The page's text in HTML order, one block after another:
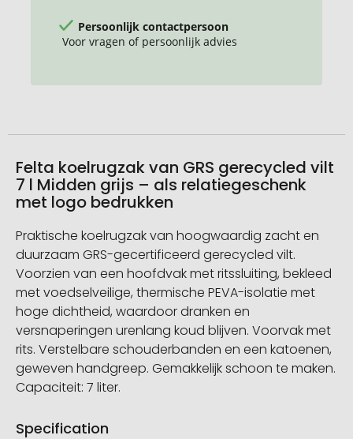
Persoonlijk contactpersoon
Voor vragen of persoonlijk advies
Felta koelrugzak van GRS gerecycled vilt
7 l Midden grijs – als relatiegeschenk
met logo bedrukken
Praktische koelrugzak van hoogwaardig zacht en
duurzaam GRS-gecertificeerd gerecycled vilt.
Voorzien van een hoofdvak met ritssluiting, bekleed
met voedselveilige, thermische PEVA-isolatie met
hoge dichtheid, waardoor dranken en
versnaperingen urenlang koud blijven. Voorvak met
rits. Verstelbare schouderbanden en een katoenen,
geweven handgreep. Gemakkelijk schoon te maken.
Capaciteit: 7 liter.
Specification